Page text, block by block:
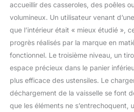
accueillir des casseroles, des poêles
volumineux. Un utilisateur venant
que l’intérieur était « mieux étudié »,
progrès réalisés par la marque en
fonctionnel. Le troisième niveau, un
espace précieux dans le panier
plus efficace des ustensiles. Le
déchargement de la vaisselle se font
que les éléments ne s’entrechoquent,